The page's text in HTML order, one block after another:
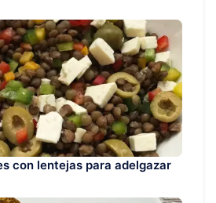
con lentejas para adelgazar